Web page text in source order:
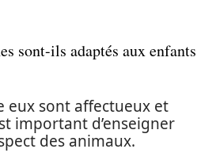
sont-ils adaptés aux enfants
eux sont affectueux et
important d’enseigner
des animaux.